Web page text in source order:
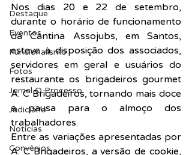
Destaque
Eventos
Funcionalismo
Fotos
Jornal O Processo
Judiciário
Notícias
Convênios
Nos dias 20 e 22 de setembro,
durante o horário de funcionamento
da Cantina Assojubs, em Santos,
esteve à disposição dos associados,
servidores em geral e usuários do
restaurante os brigadeiros gourmet
A. C Brigadeiros, tornando mais doce
a pausa para o almoço dos
trabalhadores.
Entre as variações apresentadas por
A. C Brigadeiros, a versão de cookie,